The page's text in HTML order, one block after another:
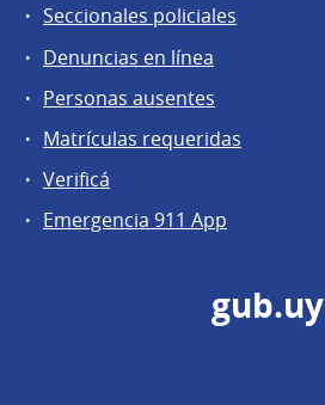
Seccionales policiales
Denuncias en línea
Personas ausentes
Matrículas requeridas
Verificá
Emergencia 911 App
gub.uy